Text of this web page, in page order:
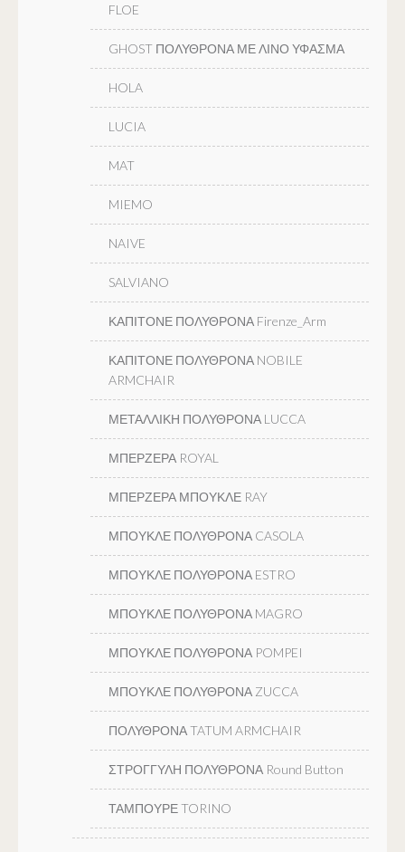
FLOE
GHOST ΠΟΛΥΘΡΟΝΑ ΜΕ ΛΙΝΟ ΥΦΑΣΜΑ
HOLA
LUCIA
MAT
MIEMO
NAIVE
SALVIANO
ΚΑΠΙΤΟΝΕ ΠΟΛΥΘΡΟΝΑ Firenze_Arm
ΚΑΠΙΤΟΝΕ ΠΟΛΥΘΡΟΝΑ NOBILE
ARMCHAIR
ΜΕΤΑΛΛΙΚΗ ΠΟΛΥΘΡΟΝΑ LUCCA
ΜΠΕΡΖΕΡΑ ROYAL
ΜΠΕΡΖΕΡΑ ΜΠΟΥΚΛΕ RAY
ΜΠΟΥΚΛΕ ΠΟΛΥΘΡΟΝΑ CASOLA
ΜΠΟΥΚΛΕ ΠΟΛΥΘΡΟΝΑ ESTRO
ΜΠΟΥΚΛΕ ΠΟΛΥΘΡΟΝΑ MAGRO
ΜΠΟΥΚΛΕ ΠΟΛΥΘΡΟΝΑ POMPEI
ΜΠΟΥΚΛΕ ΠΟΛΥΘΡΟΝΑ ZUCCA
ΠΟΛΥΘΡΟΝΑ TATUM ARMCHAIR
ΣΤΡΟΓΓΥΛΗ ΠΟΛΥΘΡΟΝΑ Round Button
ΤΑΜΠΟΥΡΕ TORINO